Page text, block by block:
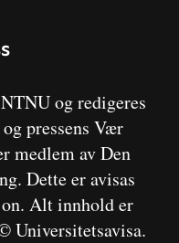
og redigeres
pressens Vær
medlem av Den
Dette er avisas
Alt innhold er
Universitetsavisa.